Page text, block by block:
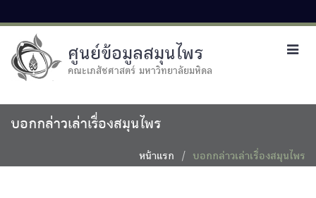
ศูนย์ข้อมูลสมุนไพร
คณะเภสัชศาสตร์ มหาวิทยาลัยมหิดล
บอกกล่าวเล่าเรื่องสมุนไพร
หน้าแรก บอกกล่าวเล่าเรื่องสมุนไพร